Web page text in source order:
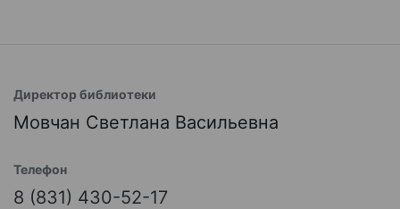
Директор библиотеки
Мовчан Светлана Васильевна
Телефон
8 (831) 430-52-17